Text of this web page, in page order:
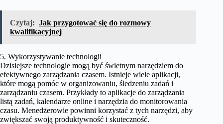
Czytaj: Jak przygotować się do rozmowy
kwalifikacyjnej
5. Wykorzystywanie technologii
Dzisiejsze technologie mogą być świetnym narzędziem do
efektywnego zarządzania czasem. Istnieje wiele aplikacji,
które mogą pomóc w organizowaniu, śledzeniu zadań i
zarządzaniu czasem. Przykłady to aplikacje do zarządzania
listą zadań, kalendarze online i narzędzia do monitorowania
czasu. Menedżerowie powinni korzystać z tych narzędzi, aby
zwiększać swoją produktywność i skuteczność.